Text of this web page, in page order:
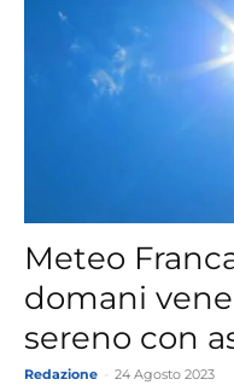
Meteo
domani
sereno con
Redazione 24 Agosto 2023